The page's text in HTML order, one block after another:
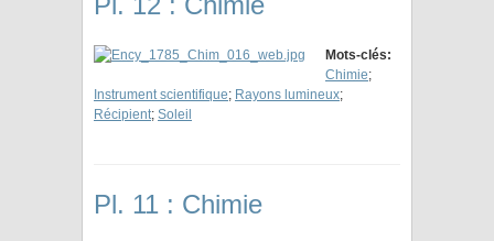
Mots-clés:
Chimie;
Instrument scientifique; Rayons lumineux;
Récipient; Soleil
Pl. 11 : Chimie